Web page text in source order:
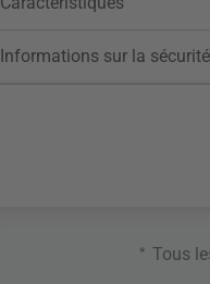
Informations sur la
* Tous